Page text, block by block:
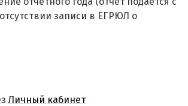
записи в ЕГРЮЛ о
Личный кабинет